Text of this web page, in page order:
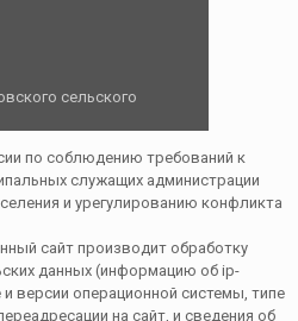
сельского
сайт производит обработку
данных (информацию об ip-
версии операционной системы, типе
на сайт, и сведения об